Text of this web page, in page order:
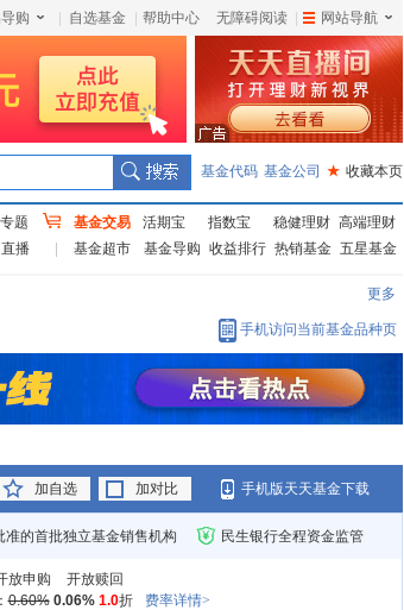
购 自选基金 帮助中心 无障碍阅读 网站导航
基金代码 基金公司 ★ 收藏本页
专题
直播
基金交易 活期宝 指数宝 稳健理财 高端理财
基金超市
基金导购 收益排行 热销基金 五星基金
更多
手机访问当前基金品种页
加自选 加对比 手机版天天基金下载
准的首批独立基金销售机构 民生银行全程资金监管
放申购
开放赎回
0.60% 0.06% 1.0折 费率详情>